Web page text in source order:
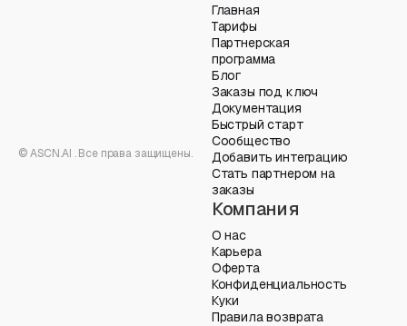
© ASCN.AI . Все права защищены.
Главная
Тарифы
Партнерская
программа
Блог
Заказы под ключ
Документация
Быстрый старт
Сообщество
Добавить интеграцию
Стать партнером на
заказы
Компания
О нас
Карьера
Оферта
Конфиденциальность
Куки
Правила возврата